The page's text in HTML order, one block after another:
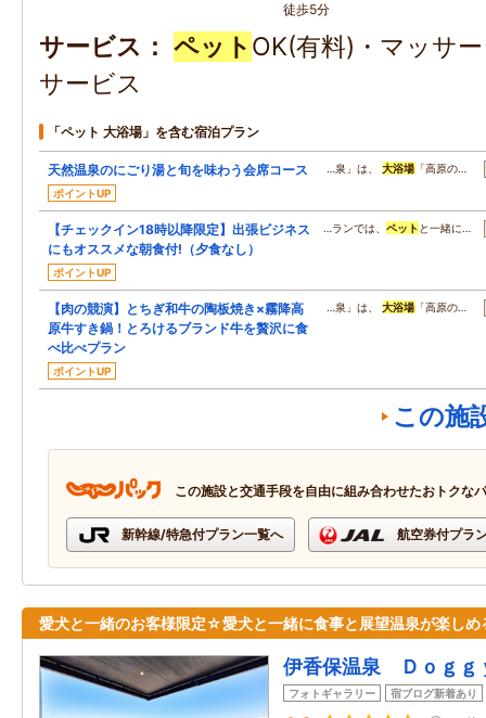
徒歩5分
サービス ペット OK(有料)・マッサ
サービス
「ペット 大浴場」を含む宿泊プラン
天然温泉のにごり湯と旬を味わう会席コース
ポイントUP
…泉」は、大浴場 「高原の…
【チェックイン18時以降限定】出張ビジネス
にもオススメな朝食付!（夕食なし）
ポイントUP
…ランでは、 ペット と一緒に…
【肉の競演】とちぎ和牛の陶板焼き×霧降高
原牛すき鍋！とろけるブランド牛を贅沢に食
べ比べプラン
ポイントUP
…泉」は、大浴場 「高原の…
この施
この施設と交通手段を自由に組み合わせたおトクな
新幹線/特急付プラン一覧へ 航空券付プラ
愛犬と一緒のお客様限定☆愛犬と一緒に食事と展望温泉が楽しめ
伊香保温泉 Ｄｏｇｇ
フォトギャラリー 宿ブログ新着あり